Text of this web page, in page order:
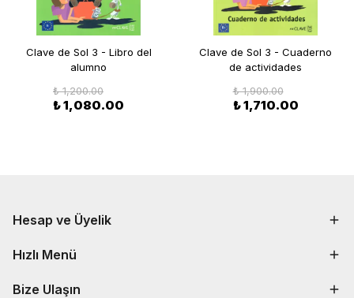
Clave de Sol 3 - Libro del
alumno
₺ 1,200.00
₺ 1,080.00
Clave de Sol 3 - Cuaderno
de actividades
₺ 1,900.00
₺ 1,710.00
Hesap ve Üyelik
Hızlı Menü
Bize Ulaşın